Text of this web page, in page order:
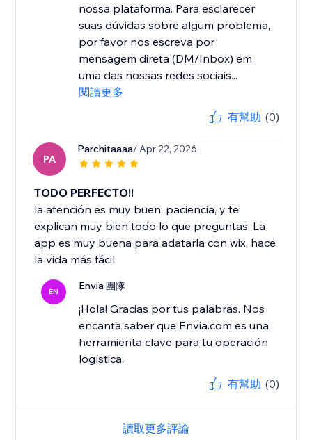
nossa plataforma. Para esclarecer
suas dúvidas sobre algum problema,
por favor nos escreva por
mensagem direta (DM/Inbox) em
uma das nossas redes sociais...
閱讀更多
有幫助 (0)
PA
Parchitaaaa/ Apr 22, 2026
TODO PERFECTO!!
la atención es muy buen, paciencia, y te
explican muy bien todo lo que preguntas. La
app es muy buena para adatarla con wix, hace
la vida más fácil.
EN Envia 團隊
¡Hola! Gracias por tus palabras. Nos
encanta saber que Envia.com es una
herramienta clave para tu operación
有幫助 (0)
讀取更多評論